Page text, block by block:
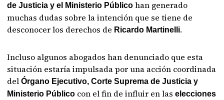
de Justicia y el Ministerio Público han generado
muchas dudas sobre la intención que se tiene de
desconocer los derechos de Ricardo Martinelli.
Incluso algunos abogados han denunciado que esta
situación estaría impulsada por una acción coordinada
delÓrgano Ejecutivo, Corte Suprema de Justicia y
Ministerio Público con el fin de influir en laselecciones